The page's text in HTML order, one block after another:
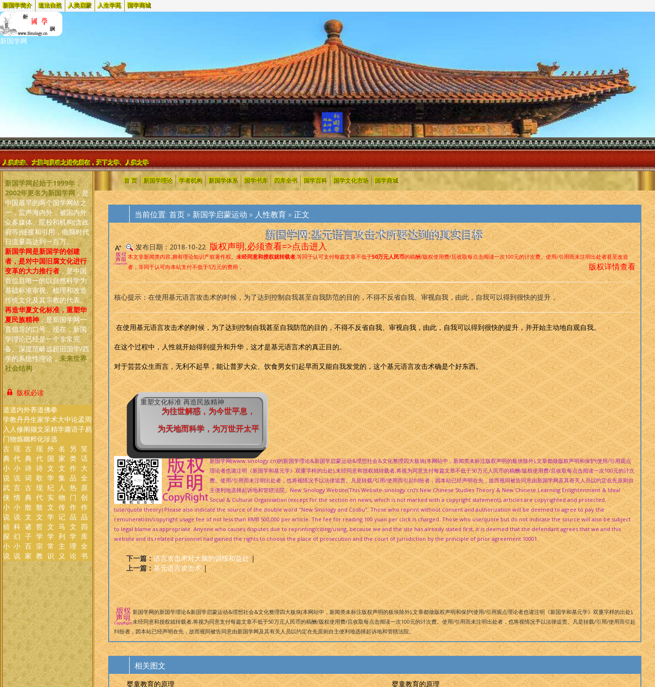
新国学简介 道法自然 人类启蒙 人生学苑 国学商城
新国学网
人类未来、大脑与灵魂之进化所在，天下之学、人类之学
新国学网起始于1999年，
2002年更名为新国学网 ，是
中国最早的两个国学网站之
一，蜚声海内外，被国内外
众多媒体、院校和机构(含政
府等)链接和引用，电脑时代
日流量高达到一百万。
新国学网是新国学的创建
者，是对中国旧腐文化进行
变革的大力推行者，是中国
首位且唯一的以自然科学为
基础标准审视、梳理和改造
传统文化及其宗教的代表。
再造华夏文化标准，重塑华
夏民族精神，是新国学网一
直倡导的口号，现在，新国
学理论已经是一个非常完
备、深度范畴远超旧国学/西
学的系统性理论， 未来世界
社会结构。
版权必读
道
学
入
门
道
教
人
物
内
丹
修
炼
外
丹
阐
幽
养
生
撷
粹
道
家
文
化
佛
学
采
珍
拳
术
精
选
大
学
中
庸
论
语
孟
子
周
易
诗
经
尚
书
礼
记
春
秋
左
传
古
典
小
说
现
代
小
说
古
典
诗
词
现
代
诗
歌
外
国
文
学
名
家
文
集
另
类
作
品
笑
话
大
全
武
侠
小
说
言
情
小
说
古
典
散
文
现
代
散
文
纪
实
文
学
人
物
传
记
热
门
作
品
原
创
作
品
侦
探
小
说
科
幻
小
说
诸
子
百
家
哲
学
宗
教
文
学
常
识
马
列
主
义
文
学
理
论
四
库
全
书
首 页 新国学理论 学者机构 新国学体系 国学书库 四库全书 国学百科 国学文化市场 国学商城
当前位置: 首页» 新国学启蒙运动 » 人性教育» 正文
新国学网:基元语言攻击术所要达到的真实目标
发布日期：2018-10-22版权声明,必须查看=>点击进入
本文非新闻类内容,拥有理论知识产权著作权。未经同意和授权就转载者,等同于认可支付每篇文章不低于50万元人民币的稿酬/版权使用费/且收取每点击阅读一次100元的计次费。使用/引用而未注明出处者甚至改造
者，等同于认可向本站支付不低于5万元的费用，
版权详情查看
核心提示：在使用基元语言攻击术的时候，为了达到控制自我甚至自我防范的目的，不得不反省自我、审视自我，由此，自我可以得到很快的提升，
在使用基元语言攻击术的时候，为了达到控制自我甚至自我防范的目的，不得不反省自我、审视自我，由此，自我可以得到很快的提升，并开始主动地自观自我。
在这个过程中，人性就开始得到提升和升华，这才是基元语言术的真正目的。
对于芸芸众生而言，无利不起早，能让普罗大众、饮食男女们起早而又能自我发觉的，这个基元语言攻击术确是个好东西。
重塑文化标准 再造民族精神
为往世解惑，为今世平息，
为天地而科学，为万世开太平
新国学网(www.sinology.cn)的新国学理论&新国学启蒙运动&理想社会&文化整理四大板块(本网站中，新闻类未标注版权声明的板块除外),文章都做版权声明和保护(使用/引用观点
理论者也请注明《新国学和基元学》双重字样的出处),未经同意和授权就转载者,将视为同意支付每篇文章不低于50万元人民币的稿酬/版权使用费/且收取每点击阅读一次100元的计次
费。使用/引用而未注明出处者，也将视情况予以法律追责。凡是转载/引用/使用而引起纠纷者，因本站已经声明在先，故而视同被告同意由新国学网及其有关人员以约定在先原则自
主便利地选择起诉地和管辖法院。New Sinology Website(This Website-sinology.cn)'s New Chinese Studies Theory & New Chinese Learning Enlightenment & Ideal
Social & Cultural Organisation (except for the section on news, which is not marked with a copyright statement), articles are copyrighted and protected.
(use/quote theory) Please also indicate the source of the double word "New Sinology and Cosbu". Those who reprint without consent and authorization will be deemed to agree to pay the
remuneration/copyright usage fee of not less than RMB 500,000 per article. The fee for reading 100 yuan per click is charged. Those who use/quote but do not indicate the source will also be subject
to legal blame as appropriate. Anyone who causes disputes due to reprinting/citing/using, because we and the site has already stated first, it is deemed that the defendant agrees that we and this
website and its related personnel had gained the rights to choose the place of prosecution and the court of jurisdiction by the principle of prior agreement.10001
下一篇： 语言攻击术对大脑的训练和益处|
上一篇：基元语言攻击术|
新国学网的新国学理论&新国学启蒙运动&理想社会&文化整理四大板块(本网站中，新闻类未标注版权声明的板块除外),文章都做版权声明和保护(使用/引用观点理论者也请注明《新国学和基元学》双重字样的出处),
未经同意和授权就转载者,将视为同意支付每篇文章不低于50万元人民币的稿酬/版权使用费/且收取每点击阅读一次100元的计次费。使用/引用而未注明出处者，也将视情况予以法律追责。凡是转载/引用/使用而引起
纠纷者，因本站已经声明在先，故而视同被告同意由新国学网及其有关人员以约定在先原则自主便利地选择起诉地和管辖法院。
相关图文
婴童教育的原理
婴童教育的原理